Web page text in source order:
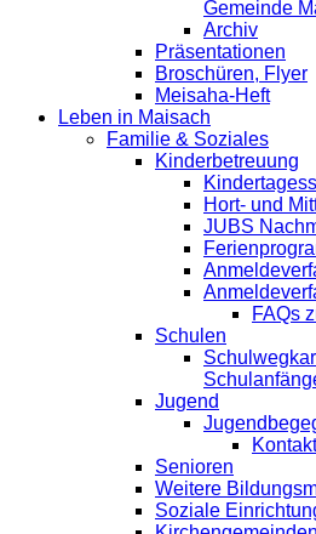
Gemeinde
Archiv
Präsentationen
Broschüren, Flyer
Meisaha-Heft
Leben in Maisach
Familie & Soziales
Kinderbetreuung
Hort- und
JUBS
FAQs
Schulen
Jugend
Kontakt
Senioren
Weitere
Soziale